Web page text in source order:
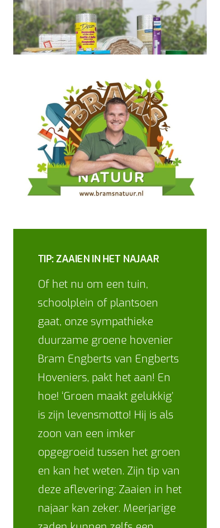
TIP: ZAAIEN IN HET NAJAAR
Of het nu om een tuin,
schoolplein of plantsoen
gaat, onze sympathieke
duurzame groene hovenier
Bram Engberts van Engberts
Hoveniers, pakt het aan! En
hoe! ‘Groen maakt gelukkig’
is zijn levensmotto! Hij is als
zoon van een imker
opgegroeid tussen het groen
en kan het weten. Zijn tip van
deze aflevering: Zaaien in het
najaar kan zeker. Meerjarige